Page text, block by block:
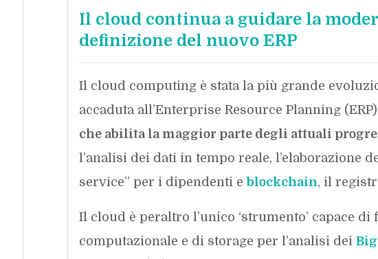
Il cloud continua a guidare la
definizione del nuovo ERP
Il cloud computing è stata la più grande
accaduta all’Enterprise Resource Planning
che abilita la maggior parte degli attuali
l’analisi dei dati in tempo reale, l’elaborazione
service” per i dipendenti eblockchain, il
Il cloud è peraltro l’unico ‘strumento’ capace
computazionale e di storage per l’analisi dei